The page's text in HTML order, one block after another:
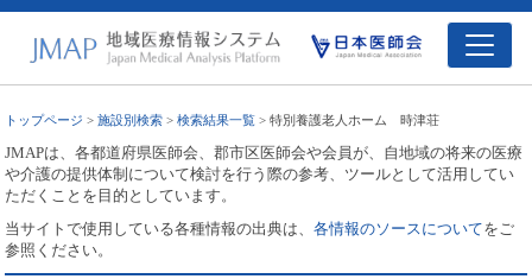
トップページ >施設別検索 >検索結果一覧 > 特別養護老人ホーム 時津荘
JMAPは、各都道府県医師会、郡市区医師会や会員が、自地域の将来の医療
や介護の提供体制について検討を行う際の参考、ツールとして活用してい
ただくことを目的としています。
当サイトで使用している各種情報の出典は、各情報のソースについてをご
参照ください。